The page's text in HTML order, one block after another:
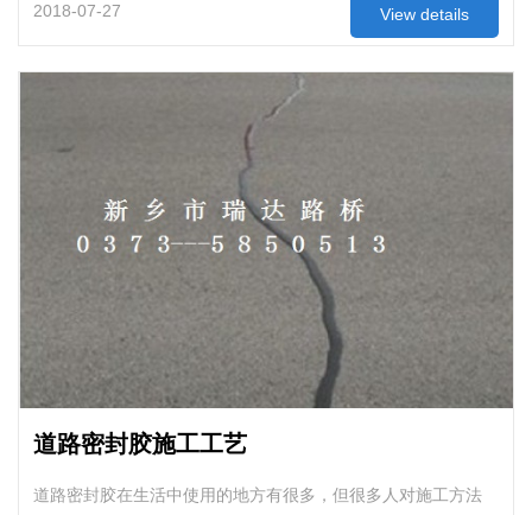
2018-07-27 View details
道路密封胶施工工艺
道路密封胶在生活中使用的地方有很多，但很多人对施工方法